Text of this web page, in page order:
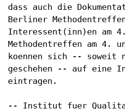
dass auch die
Berliner
Interessent(inn)en am
Methodentreffen am 4.
koennen sich -- soweit
geschehen -- auf eine
eintragen.
-- Institut fuer